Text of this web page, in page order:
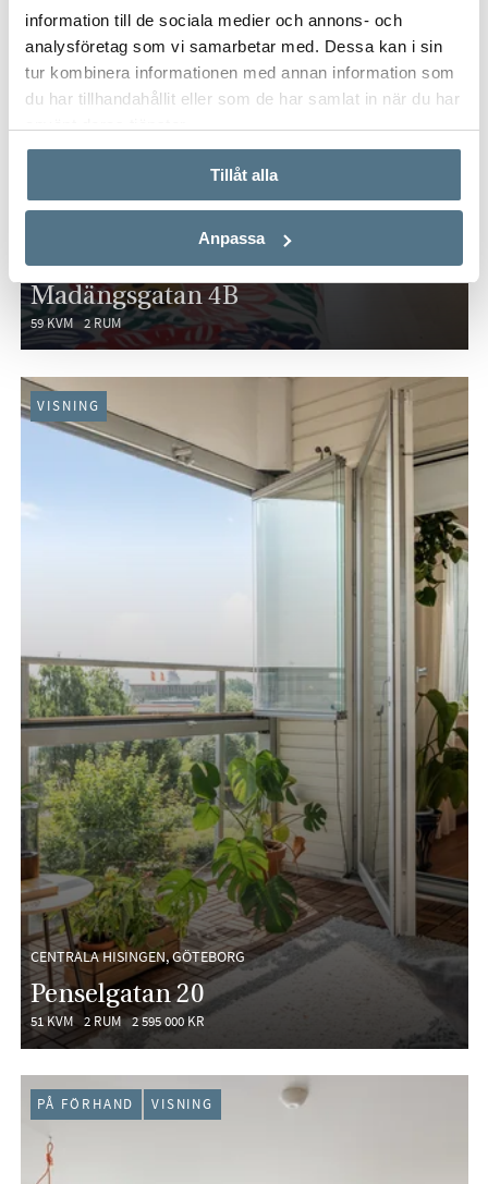
information till de sociala medier och annons- och
analysföretag som vi samarbetar med. Dessa kan i sin
tur kombinera informationen med annan information som
du har tillhandahållit eller som de har samlat in när du har
Tillåt alla
Anpassa
Madängsgatan 4B
59 KVM 2 RUM
CENTRALA HISINGEN, GÖTEBORG
Penselgatan 20
51 KVM 2 RUM 2 595 000 KR
VISNING
PÅ FÖRHAND VISNING